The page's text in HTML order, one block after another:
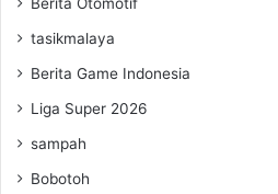
Berita Otomotif
tasikmalaya
Berita Game Indonesia
Liga Super 2026
sampah
Bobotoh